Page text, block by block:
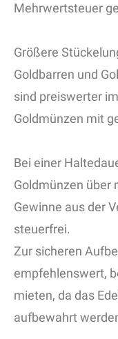
Mehrwertsteuer
Größere
Goldbarren und
sind preiswerter
Goldmünzen mit
Bei einer
Goldmünzen über
Gewinne aus der
steuerfrei.
Zur sicheren
empfehlenswert,
mieten, da das
aufbewahrt